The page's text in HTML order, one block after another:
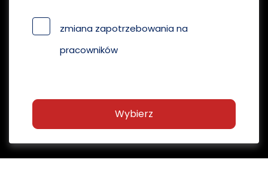
zmiana zapotrzebowania na
pracowników
Wybierz